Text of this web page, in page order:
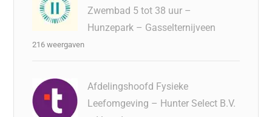
Zwembad 5 tot 38 uur –
Hunzepark – Gasselternijveen
216 weergaven
Afdelingshoofd Fysieke
Leefomgeving – Hunter Select B.V.